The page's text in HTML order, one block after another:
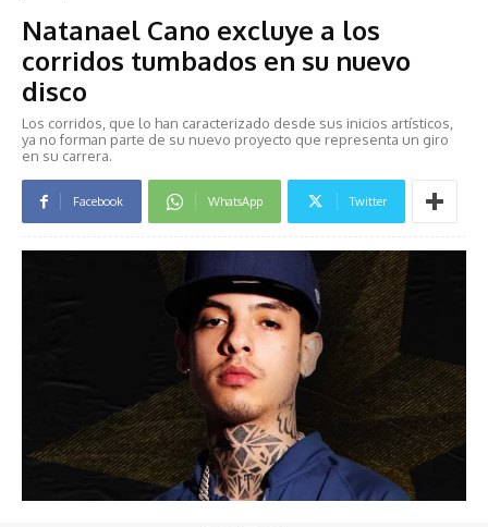
Natanael Cano excluye a los
corridos tumbados en su nuevo
disco
Los corridos, que lo han caracterizado desde sus inicios artísticos,
ya no forman parte de su nuevo proyecto que representa un giro
en su carrera.
Facebook WhatsApp Twitter